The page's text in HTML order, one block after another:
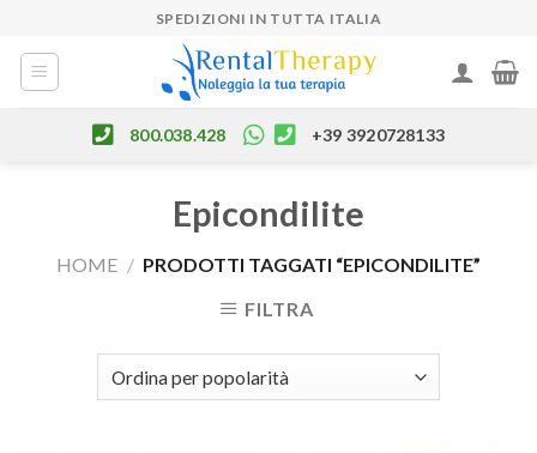
content
SPEDIZIONI IN TUTTA ITALIA
800.038.428 +39 3920728133
Epicondilite
HOME / PRODOTTI TAGGATI “EPICONDILITE”
FILTRA